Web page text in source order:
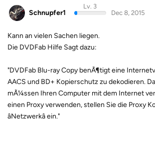
Schnupfer1
Lv. 3
Dec 8, 2015
Kann an vielen Sachen liegen.
Die DVDFab Hilfe Sagt dazu:
"DVDFab Blu-ray Copy benÃ¶tigt eine
AACS und BD+ Kopierschutz zu dekodieren.
mÃ¼ssen Ihren Computer mit dem Internet
einen Proxy verwenden, stellen Sie die Proxy
âNetzwerkâ ein."